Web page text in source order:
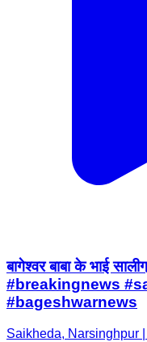
बागेश्वर बाबा के भाई
#breakingnews
#bageshwarnews
Saikheda, Narsinghpur